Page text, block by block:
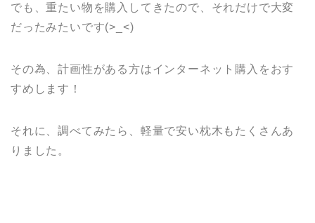
でも、重たい物を購入してきたので、それだけで大変
だったみたいです(>_<)
その為、計画性がある方はインターネット購入をおす
すめします！
それに、調べてみたら、軽量で安い枕木もたくさんあ
りました。